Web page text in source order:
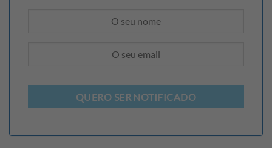
QUERO SER NOTIFICADO